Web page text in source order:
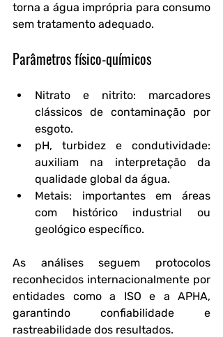
torna a água imprópria para consumo
sem tratamento adequado.
Parâmetros físico-químicos
Nitrato e nitrito: marcadores
clássicos de contaminação por
esgoto.
pH, turbidez e condutividade:
auxiliam na interpretação da
qualidade global da água.
Metais: importantes em áreas
com histórico industrial ou
geológico específico.
As análises seguem protocolos
reconhecidos internacionalmente por
entidades como a ISO e a APHA,
garantindo confiabilidade e
rastreabilidade dos resultados.